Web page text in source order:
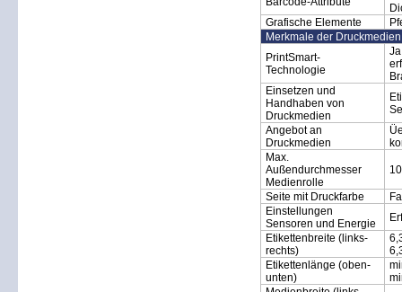
Grafische Elemente
Merkmale der
PrintSmart-
Technologie
Einsetzen und
Handhaben von
Druckmedien
Angebot an
Druckmedien
Max.
Außendurchmesser
Medienrolle
Seite mit Druckfarbe
Einstellungen
Sensoren und Energie
Etikettenbreite (links-
rechts)
Etikettenlänge (oben-
unten)